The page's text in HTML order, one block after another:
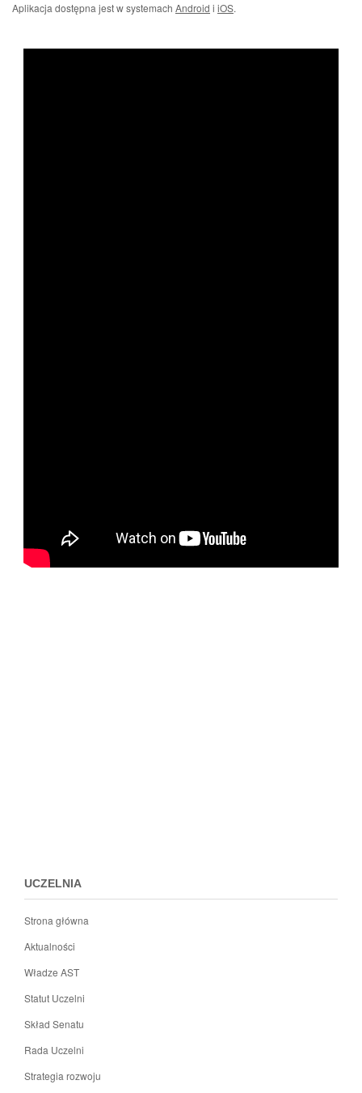
Aplikacja dostępna jest w systemach Android i iOS.
UCZELNIA
Strona główna
Aktualności
Władze AST
Statut Uczelni
Skład Senatu
Rada Uczelni
Strategia rozwoju